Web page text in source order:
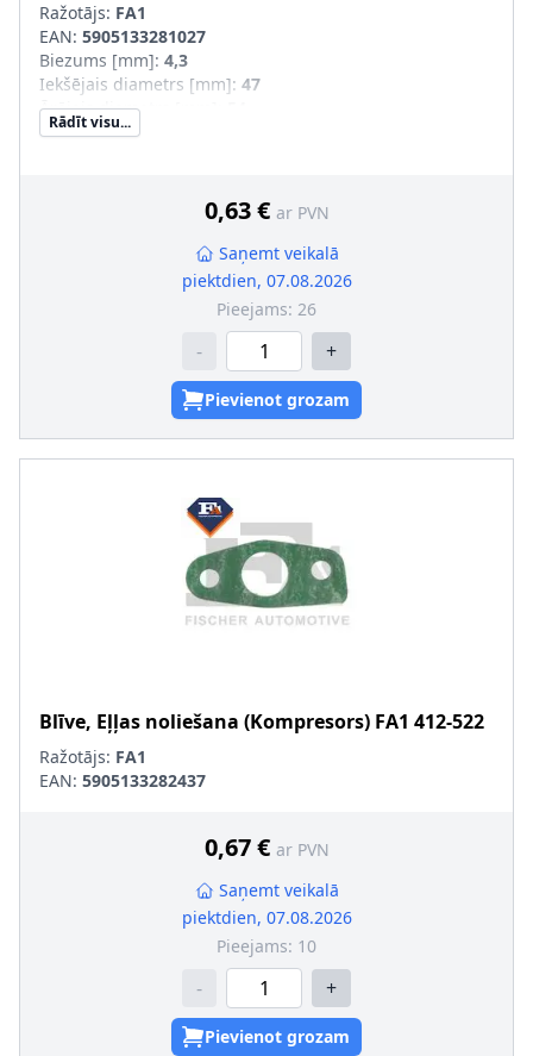
Ražotājs: FA1
EAN: 5905133281027
Biezums [mm]: 4,3
Iekšējais diametrs [mm]: 47
Ārējais diametrs [mm]
Rādīt visu...
0,63 € ar PVN
Saņemt veikalā
piektdien, 07.08.2026
Pieejams: 26
- +
Pievienot grozam
Blīve, Eļļas noliešana (Kompresors) FA1 412-522
Ražotājs: FA1
EAN: 5905133282437
0,67 € ar PVN
Saņemt veikalā
piektdien, 07.08.2026
Pieejams: 10
- +
Pievienot grozam